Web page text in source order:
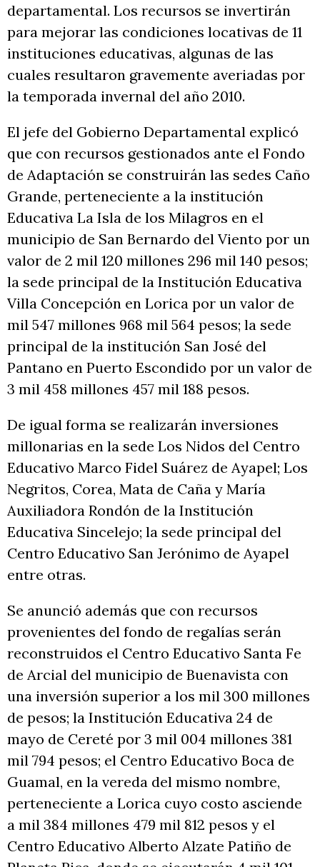
departamental. Los recursos se invertirán
para mejorar las condiciones locativas de 11
instituciones educativas, algunas de las
cuales resultaron gravemente averiadas por
la temporada invernal del año 2010.
El jefe del Gobierno Departamental explicó
que con recursos gestionados ante el Fondo
de Adaptación se construirán las sedes Caño
Grande, perteneciente a la institución
Educativa La Isla de los Milagros en el
municipio de San Bernardo del Viento por un
valor de 2 mil 120 millones 296 mil 140 pesos;
la sede principal de la Institución Educativa
Villa Concepción en Lorica por un valor de
mil 547 millones 968 mil 564 pesos; la sede
principal de la institución San José del
Pantano en Puerto Escondido por un valor de
3 mil 458 millones 457 mil 188 pesos.
De igual forma se realizarán inversiones
millonarias en la sede Los Nidos del Centro
Educativo Marco Fidel Suárez de Ayapel; Los
Negritos, Corea, Mata de Caña y María
Auxiliadora Rondón de la Institución
Educativa Sincelejo; la sede principal del
Centro Educativo San Jerónimo de Ayapel
entre otras.
Se anunció además que con recursos
provenientes del fondo de regalías serán
reconstruidos el Centro Educativo Santa Fe
de Arcial del municipio de Buenavista con
una inversión superior a los mil 300 millones
de pesos; la Institución Educativa 24 de
mayo de Cereté por 3 mil 004 millones 381
mil 794 pesos; el Centro Educativo Boca de
Guamal, en la vereda del mismo nombre,
perteneciente a Lorica cuyo costo asciende
a mil 384 millones 479 mil 812 pesos y el
Centro Educativo Alberto Alzate Patiño de